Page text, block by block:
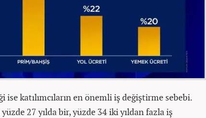
katılımcıların en önemli iş değiştirme sebebi.
27 yılda bir, yüzde 34 iki yıldan fazla iş